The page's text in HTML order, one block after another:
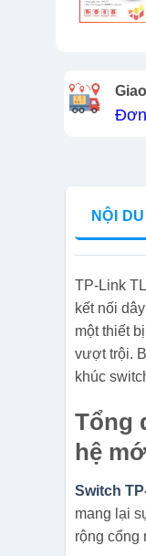
NỘI
TP-Link
kết nối
một thiết
vượt trội.
khúc
Tổng
hệ
Switch
mang lại
rộng cổng